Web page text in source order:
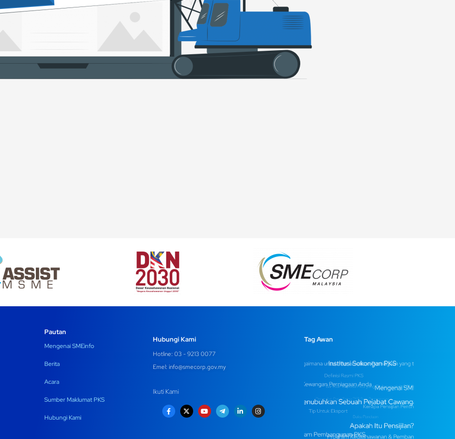
Pautan
Mengenai SMEinfo
Berita
Acara
Sumber Maklumat PKS
Hubungi Kami
Hubungi Kami
Hotline: 03 - 9213 0077
Emel: info@smecorp.gov.my
Ikuti Kami
Tag Awan